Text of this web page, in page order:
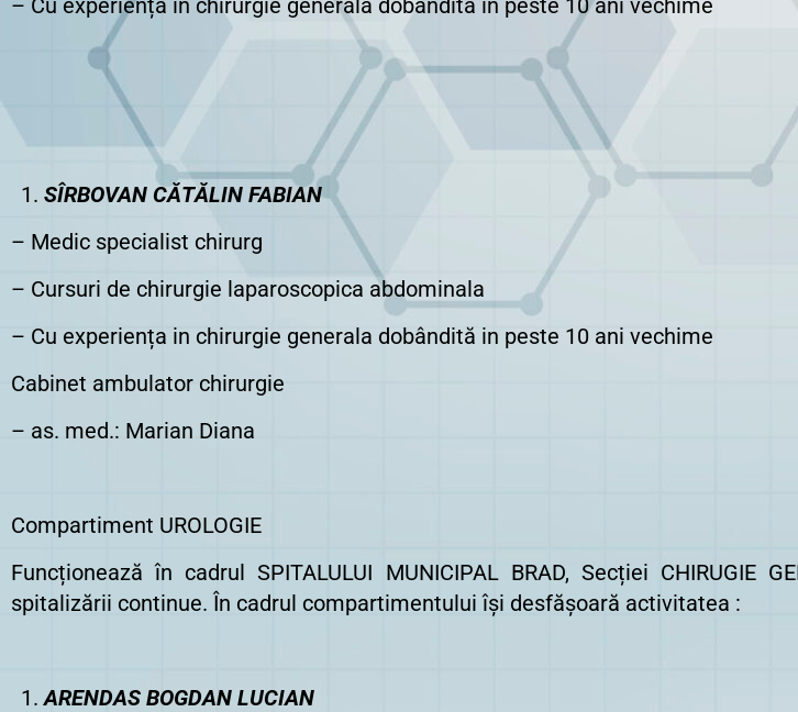
– Cu experiența in chirurgie generala dobândită in peste 10 ani vechime
SÎRBOVAN CĂTĂLIN FABIAN
– Medic specialist chirurg
– Cursuri de chirurgie laparoscopica abdominala
– Cu experiența in chirurgie generala dobândită in peste 10 ani vechime
Cabinet ambulator chirurgie
– as. med.: Marian Diana
Compartiment UROLOGIE
Funcționează în cadrul SPITALULUI MUNICIPAL BRAD, Secției
spitalizării continue. În cadrul compartimentului își desfășoară activitatea :
ARENDAS BOGDAN LUCIAN